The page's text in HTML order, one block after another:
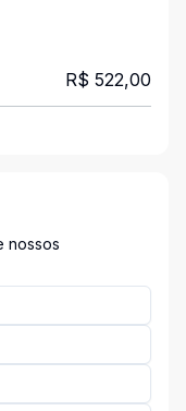
R$ 522,00
nossos